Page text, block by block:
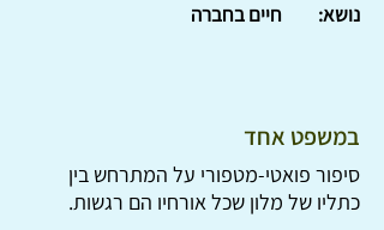
חיים בחברה נושא:
במשפט אחד
סיפור פואטי-מטפורי על המתרחש בין
כתליו של מלון שכל אורחיו הם רגשות.